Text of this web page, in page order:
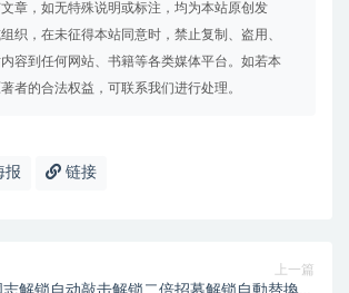
章，如无特殊说明或标注，均为本站原创发
织，在未征得本站同意时，禁止复制、盗用、
容到任何网站、书籍等各类媒体平台。如若本
者的合法权益，可联系我们进行处理。
报 链接
上一篇